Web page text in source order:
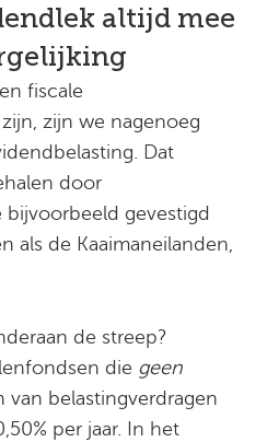
altijd mee
fiscale
zijn we nagenoeg
Dat
door
gevestigd
als de Kaaimaneilanden,
de streep?
die geen
belastingverdragen
per jaar. In het